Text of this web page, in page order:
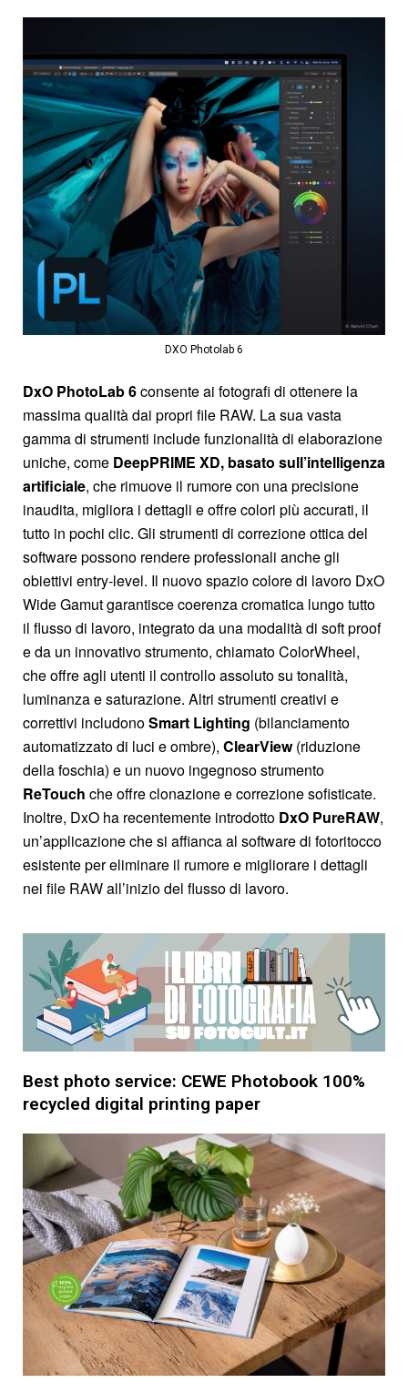
DXO Photolab 6
DxO PhotoLab 6consente ai fotografi di ottenere la
massima qualità dai propri file RAW. La sua vasta
gamma di strumenti include funzionalità di elaborazione
uniche, come DeepPRIME XD, basato sull’intelligenza
artificiale, che rimuove il rumore con una precisione
inaudita, migliora i dettagli e offre colori più accurati, il
tutto in pochi clic. Gli strumenti di correzione ottica del
software possono rendere professionali anche gli
obiettivi entry-level. Il nuovo spazio colore di lavoro DxO
Wide Gamut garantisce coerenza cromatica lungo tutto
il flusso di lavoro, integrato da una modalità di soft proof
e da un innovativo strumento, chiamato ColorWheel,
che offre agli utenti il controllo assoluto su tonalità,
luminanza e saturazione. Altri strumenti creativi e
correttivi includonoSmart Lighting (bilanciamento
automatizzato di luci e ombre), ClearView(riduzione
della foschia) e un nuovo ingegnoso strumento
ReTouch che offre clonazione e correzione sofisticate.
Inoltre, DxO ha recentemente introdotto DxO PureRAW,
un’applicazione che si affianca al software di fotoritocco
esistente per eliminare il rumore e migliorare i dettagli
nei file RAW all’inizio del flusso di lavoro.
Best photo service: CEWE Photobook 100%
recycled digital printing paper